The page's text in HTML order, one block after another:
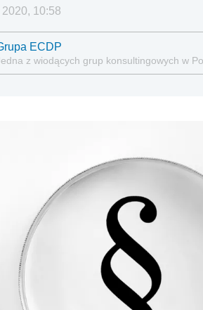
10:58
ECDP
z wiodących grup konsultingowych w